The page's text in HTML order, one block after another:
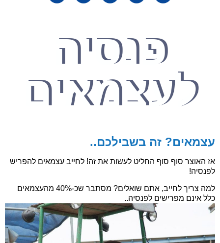
פנסיה
לעצמאים
עצמאים? זה בשבילכם..
אז האוצר סוף סוף החליט לעשות את זה! לחייב עצמאים להפריש
לפנסיה!
למה צריך לחייב, אתם שואלים? מסתבר שכ-40% מהעצמאים
כלל אינם מפרישים לפנסיה..